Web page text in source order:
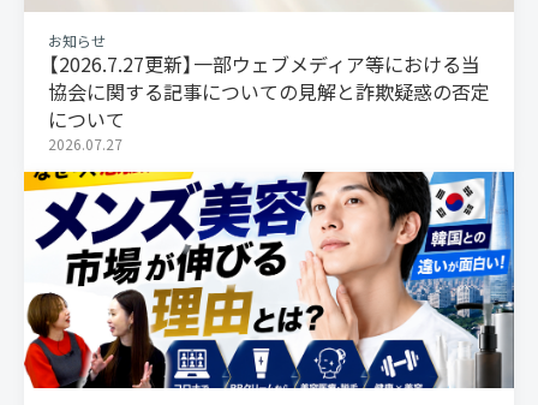
お知らせ
【2026.7.27更新】一部ウェブメディア等における当
協会に関する記事についての見解と詐欺疑惑の否定
について
2026.07.27